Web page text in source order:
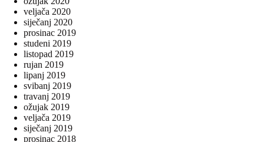
veljača 2020
siječanj 2020
prosinac 2019
studeni 2019
listopad 2019
rujan 2019
lipanj 2019
svibanj 2019
travanj 2019
ožujak 2019
veljača 2019
siječanj 2019
prosinac 2018